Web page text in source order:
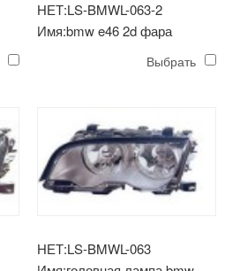
НЕТ:LS-BMWL-063-2
Имя:bmw e46 2d фара
Выбрать
НЕТ:LS-BMWL-063